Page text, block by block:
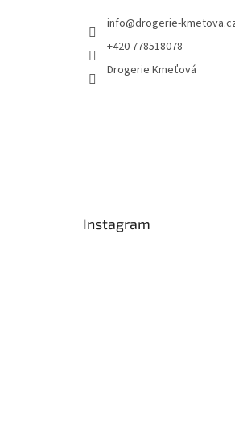
info@drogerie-
+420 778518078
Drogerie Kmeťová
Instagram